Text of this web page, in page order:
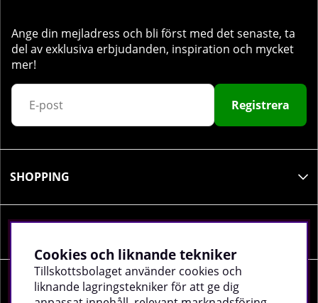
Ange din mejladress och bli först med det senaste, ta
del av exklusiva erbjudanden, inspiration och mycket
mer!
Registrera
SHOPPING
SOCIALA MEDIER
Cookies och liknande tekniker
Tillskottsbolaget använder cookies och
liknande lagringstekniker för att ge dig